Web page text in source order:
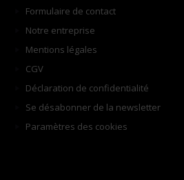
Formulaire de contact
Notre entreprise
Mentions légales
CGV
Déclaration de confidentialité
Se désabonner de la newsletter
Paramètres des cookies